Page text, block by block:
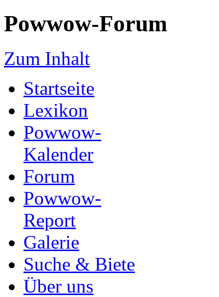
Powwow-Forum
Zum Inhalt
Startseite
Lexikon
Powwow-
Kalender
Forum
Powwow-
Report
Galerie
Suche & Biete
Über uns